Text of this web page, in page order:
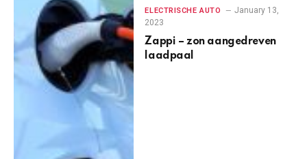
ELECTRISCHE AUTO
January 13,
2023
Zappi – zon aangedreven
laadpaal